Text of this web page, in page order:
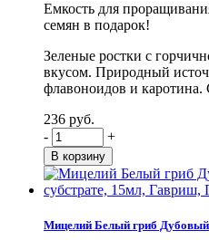
Емкость для
семян в подарок!
Зеленые ростки с
вкусом. Природный
флавоноидов и каротина.
236 руб.
-
+
Мицелий Белый гриб Дубовый